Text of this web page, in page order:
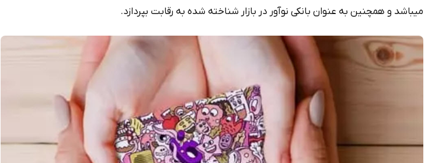
میباشد و همچنین به عنوان بانکی نوآور در بازار شناخته شده به رقابت بپردازد.